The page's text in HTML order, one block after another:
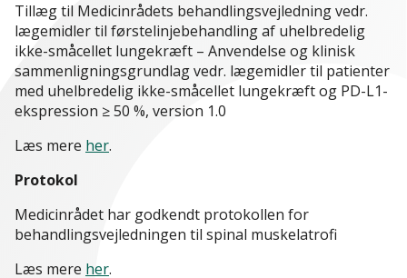
Tillæg til Medicinrådets behandlingsvejledning vedr.
lægemidler til førstelinjebehandling af uhelbredelig
ikke-småcellet lungekræft – Anvendelse og klinisk
sammenligningsgrundlag vedr. lægemidler til patienter
med uhelbredelig ikke-småcellet lungekræft og PD-L1-
ekspression ≥ 50 %, version 1.0
Læs mere her.
Protokol
Medicinrådet har godkendt protokollen for
behandlingsvejledningen til spinal muskelatrofi
Læs mere her.